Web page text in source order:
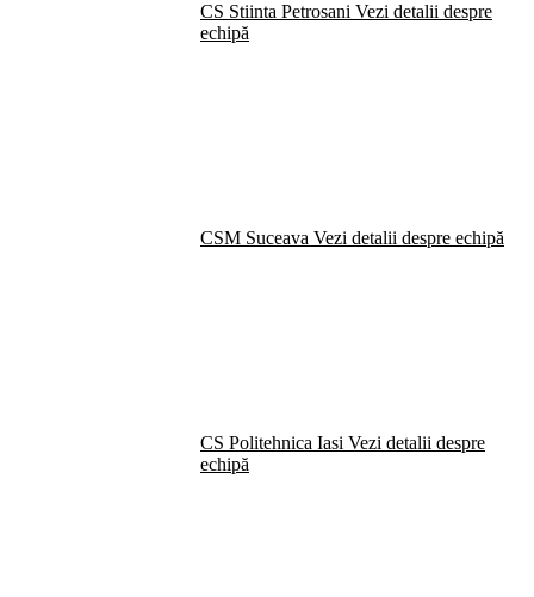
CS Stiinta Petrosani Vezi detalii despre
echipă
CSM Suceava Vezi detalii despre echipă
CS Politehnica Iasi Vezi detalii despre
echipă